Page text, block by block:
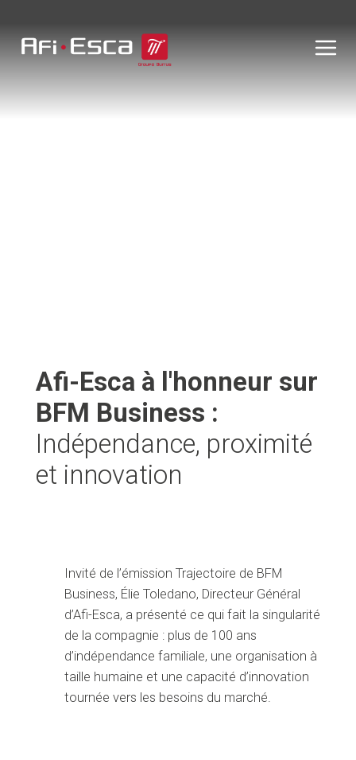
Afi-Esca à l'honneur sur
BFM Business :
Indépendance, proximité
et innovation
Invité de l’émission Trajectoire de BFM
Business, Élie Toledano, Directeur Général
d’Afi-Esca, a présenté ce qui fait la singularité
de la compagnie : plus de 100 ans
d’indépendance familiale, une organisation à
taille humaine et une capacité d’innovation
tournée vers les besoins du marché.